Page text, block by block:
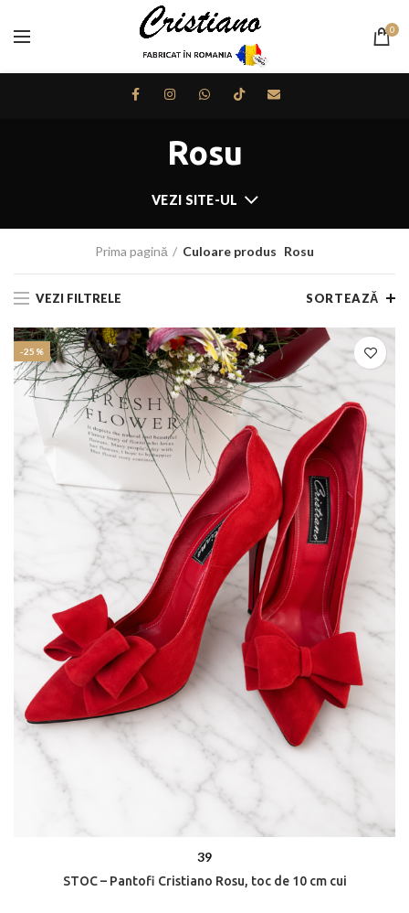
0
Rosu
VEZI SITE-UL
Prima pagină Culoare produs Rosu
VEZI FILTRELE SORTEAZĂ
-25%
39
STOC – Pantofi Cristiano Rosu, toc de 10 cm cui